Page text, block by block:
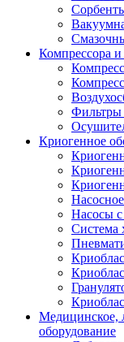
Компрессора и
Фильтры
Криогенное
Насосы
Система
Медицинское,
оборудование